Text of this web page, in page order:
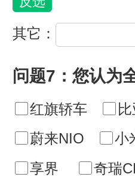
其它：
问题7：您认为
红旗轿车
蔚来NIO
小
享界
奇瑞